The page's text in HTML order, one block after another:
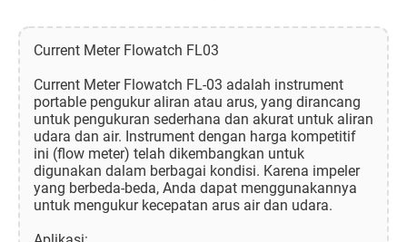
Current Meter Flowatch FL03
Current Meter Flowatch FL-03 adalah instrument
portable pengukur aliran atau arus, yang dirancang
untuk pengukuran sederhana dan akurat untuk aliran
udara dan air. Instrument dengan harga kompetitif
ini (flow meter) telah dikembangkan untuk
digunakan dalam berbagai kondisi. Karena impeler
yang berbeda-beda, Anda dapat menggunakannya
untuk mengukur kecepatan arus air dan udara.